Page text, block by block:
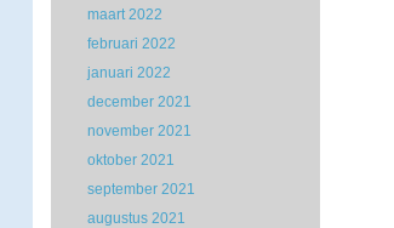
maart 2022
februari 2022
januari 2022
december 2021
november 2021
oktober 2021
september 2021
augustus 2021